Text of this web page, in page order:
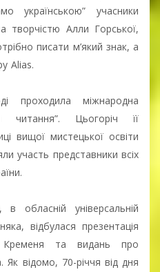
українською” учасники
творчістю Алли Горської,
писати м’який знак, а
Alias.
проходила міжнародна
читання”. Цьогоріч її
вищої мистецької освіти
участь представники всіх
обласній універсальній
відбулася презентація
та видань про
Як відомо, 70-річчя від дня